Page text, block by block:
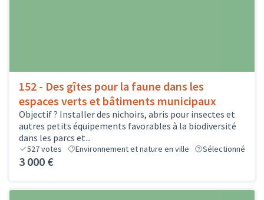
152 - Des gîtes pour la faune dans les
espaces verts et bâtiments municipaux
Objectif ? Installer des nichoirs, abris pour insectes et
autres petits équipements favorables à la biodiversité
dans les parcs et...
527votes Environnement et nature en ville Sélectionné
3 000 €